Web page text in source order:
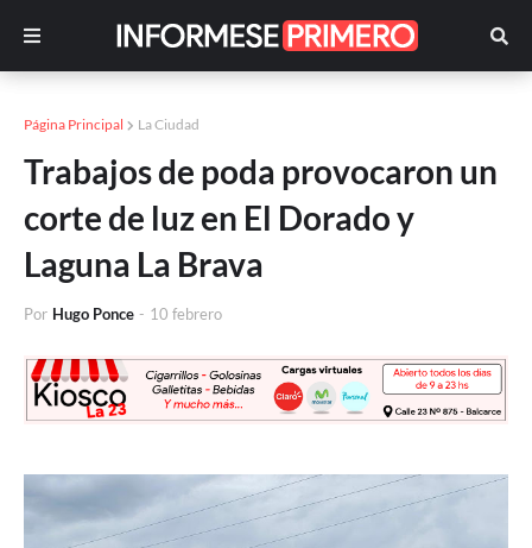
Página Principal La Ciudad
Trabajos de poda provocaron un
corte de luz en El Dorado y
Laguna La Brava
Por Hugo Ponce - 10 febrero